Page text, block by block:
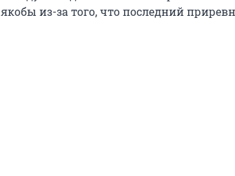
якобы из-за того, что последний